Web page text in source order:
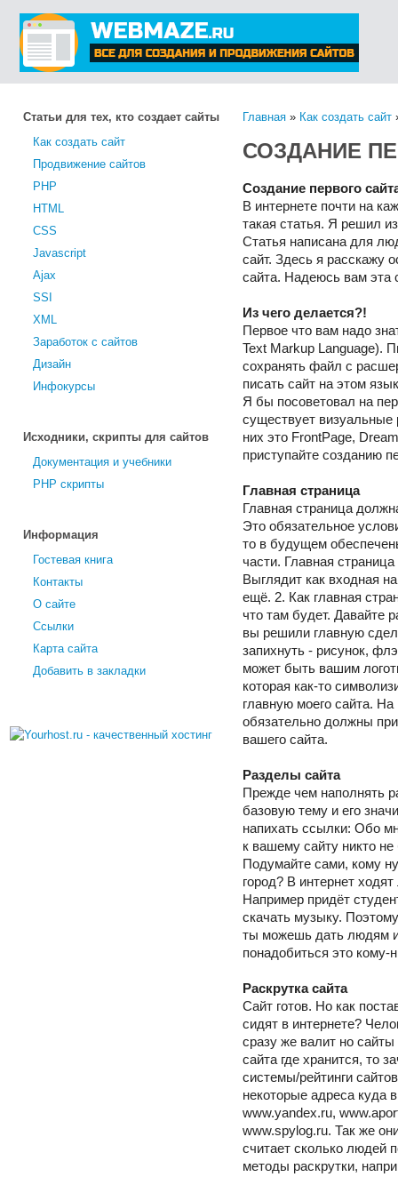
Главная » Как создать сайт
СОЗДАНИЕ
Создание первого
В интернете почти на
такая статья. Я решил
Статья написана для
сайт. Здесь я расскажу
сайта. Надеюсь вам эта
Из чего делается?!
Первое что вам надо
Text Markup Language).
сохранять файл с
писать сайт на этом
Я бы посоветовал на
существует
них это FrontPage,
приступайте созданию
Главная страница
Главная страница
Это обязательное
то в будущем
части. Главная
Выглядит как входная
ещё. 2. Как главная
что там будет. Давайте
вы решили главную
запихнуть - рисунок,
может быть вашим
которая как-то
главную моего сайта. На
обязательно должны
вашего сайта.
Разделы сайта
Прежде чем наполнять
базовую тему и его
напихать ссылки: Обо
к вашему сайту никто
Подумайте сами, кому
город? В интернет
Например придёт
скачать музыку.
ты можешь дать людям и
понадобиться это кому-
Раскрутка сайта
Сайт готов. Но как
сидят в интернете?
сразу же валит но
сайта где хранится, то
системы/рейтинги
некоторые адреса куда
www.yandex.ru,
www.spylog.ru. Так же
считает сколько людей
методы раскрутки,
Статьи для тех, кто создает сайты
Как создать сайт
Продвижение сайтов
PHP
HTML
CSS
Javascript
Ajax
SSI
XML
Заработок с сайтов
Дизайн
Инфокурсы
Исходники, скрипты для сайтов
Документация и учебники
PHP скрипты
Информация
Гостевая книга
Контакты
О сайте
Ссылки
Карта сайта
Добавить в закладки